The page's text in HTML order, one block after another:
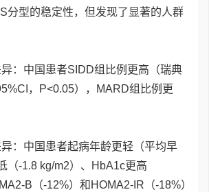
分型的稳定性，但发现了显著的人群
异：中国患者SIDD组比例更高（瑞典
，P<0.05），MARD组比例更
异：中国患者起病年龄更轻（平均早
（-1.8 kg/m2）、HbA1c更高
B（-12%）和HOMA2-IR（-18%）